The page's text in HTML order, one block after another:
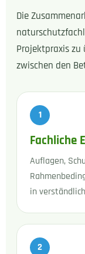
Die
Projektpraxis
zwischen den
Fachliche
Auflagen,
in